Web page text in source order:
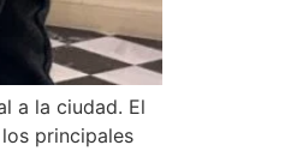
a la ciudad. El
principales